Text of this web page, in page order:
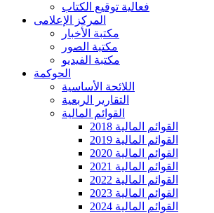
فعالية توقيع الكتاب
المركز الإعلامى
مكتبة الأخبار
مكتبة الصور
مكتبة الفيديو
الحوكمة
اللائحة الأساسية
التقارير الربعية
القوائم المالية
القوائم المالية 2018
القوائم المالية 2019
القوائم المالية 2020
القوائم المالية 2021
القوائم المالية 2022
القوائم المالية 2023
القوائم المالية 2024